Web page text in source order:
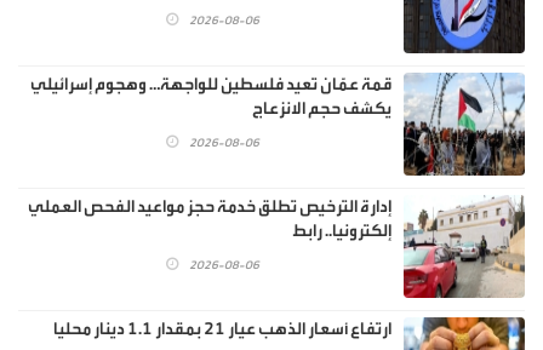
2026-08-06
قمة عمّان تعيد فلسطين للواجهة… وهجوم إسرائيلي
يكشف حجم الانزعاج
2026-08-06
إدارة الترخيص تطلق خدمة حجز مواعيد الفحص العملي
إلكترونيا.. رابط
2026-08-06
ارتفاع أسعار الذهب عيار 21 بمقدار 1.1 دينار محليا